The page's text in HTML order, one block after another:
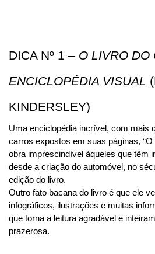
DICA Nº 1 – O LIVRO DO
ENCICLOPÉDIA VISUAL
KINDERSLEY)
Uma enciclopédia incrível, com mais
carros expostos em suas páginas, “O
obra imprescindível àqueles que têm
desde a criação do automóvel, no
edição do livro.
Outro fato bacana do livro é que ele
infográficos, ilustrações e muitas
que torna a leitura agradável e
prazerosa.